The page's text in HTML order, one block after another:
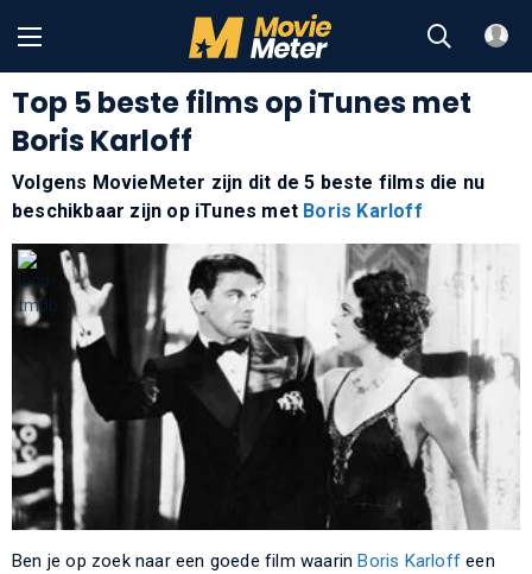
Top 5 beste films op iTunes met
Boris Karloff
Volgens MovieMeter zijn dit de 5 beste films die nu
beschikbaar zijn op iTunes met Boris Karloff
Ben je op zoek naar een goede film waarinBoris Karloff een